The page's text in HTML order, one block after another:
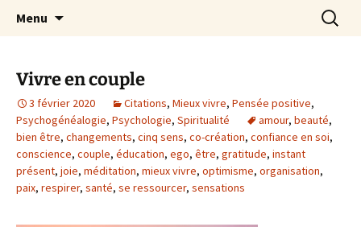
Mon big-bang intérieur
par Chantal Rialland
Menu
Vivre en couple
3 février 2020 Citations, Mieux vivre, Pensée positive,
Psychogénéalogie, Psychologie, Spiritualité amour, beauté,
bien être, changements, cinq sens, co-création, confiance en soi,
conscience, couple, éducation, ego, être, gratitude, instant
présent, joie, méditation, mieux vivre, optimisme, organisation,
paix, respirer, santé, se ressourcer, sensations